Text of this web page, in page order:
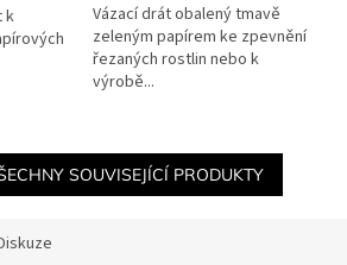
k
Vázací drát obalený tmavě
zeleným papírem ke zpevnění
řezaných rostlin nebo k
výrobě...
SOUVISEJÍCÍ PRODUKTY